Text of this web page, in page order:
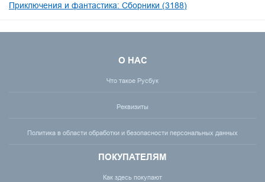
Приключения и фантастика: Сборники (3188)
О НАС
Что такое Русбук
Реквизиты
Политика в области обработки и безопасности персональных данных
ПОКУПАТЕЛЯМ
Как здесь покупают